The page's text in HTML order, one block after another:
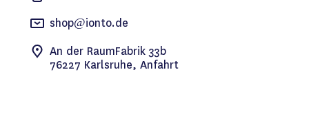
shop@ionto.de
An der RaumFabrik 33b
76227 Karlsruhe, Anfahrt